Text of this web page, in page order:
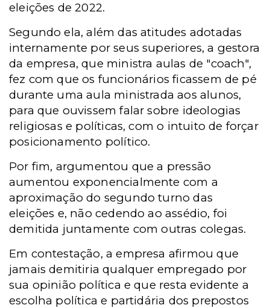
eleições de 2022.
Segundo ela, além das atitudes adotadas
internamente por seus superiores, a gestora
da empresa, que ministra aulas de "coach",
fez com que os funcionários ficassem de pé
durante uma aula ministrada aos alunos,
para que ouvissem falar sobre ideologias
religiosas e políticas, com o intuito de forçar
posicionamento político.
Por fim, argumentou que a pressão
aumentou exponencialmente com a
aproximação do segundo turno das
eleições e, não cedendo ao assédio, foi
demitida juntamente com outras colegas.
Em contestação, a empresa afirmou que
jamais demitiria qualquer empregado por
sua opinião política e que resta evidente a
escolha política e partidária dos prepostos